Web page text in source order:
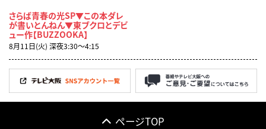
さらば青春の光SP▼この本ダレ
が書いとんねん▼東ブクロとデビ
ュー作【BUZZOOKA】
8月11日(火) 深夜3:30〜4:15
ページTOP